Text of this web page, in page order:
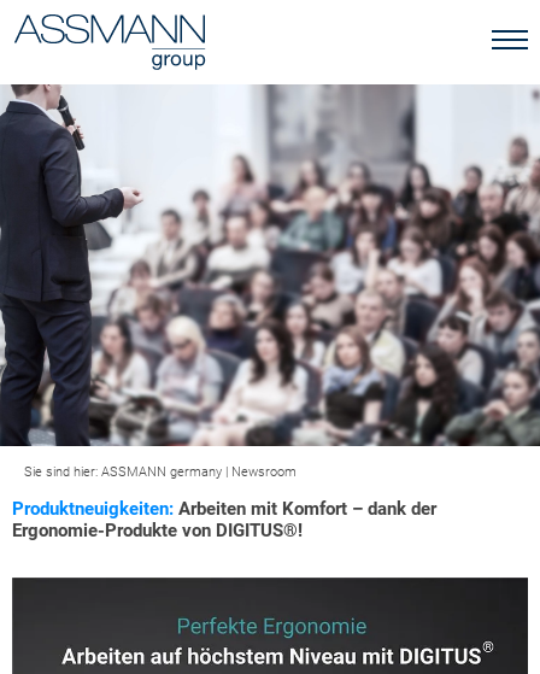
Sie sind hier: ASSMANN germany | Newsroom
Produktneuigkeiten: Arbeiten mit Komfort – dank der
Ergonomie-Produkte von DIGITUS®!